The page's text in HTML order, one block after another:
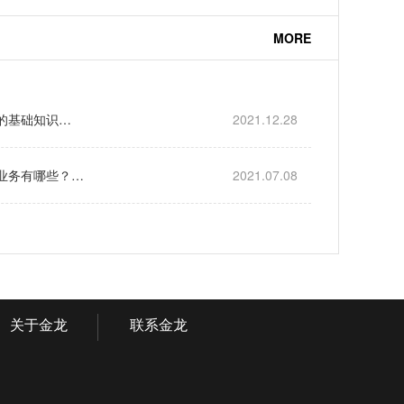
MORE
基础知识… 2021.12.28
务有哪些？… 2021.07.08
关于金龙 联系金龙